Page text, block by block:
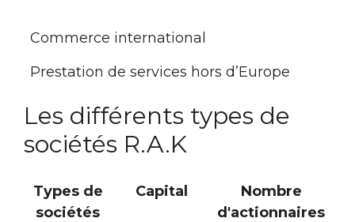
Commerce international
Prestation de services hors d’Europe
Les différents types de
sociétés R.A.K
Types de
sociétés
Capital
Nombre
d'actionnaires